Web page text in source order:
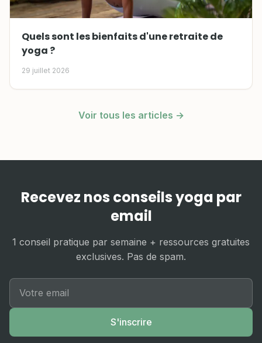
Quels sont les bienfaits d'une retraite de
yoga ?
29 juillet 2026
Voir tous les articles →
Recevez nos conseils yoga par
email
1 conseil pratique par semaine + ressources gratuites
exclusives. Pas de spam.
S'inscrire